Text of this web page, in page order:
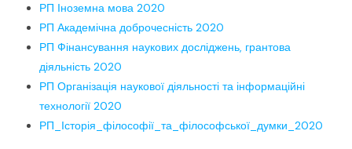
РП Іноземна мова 2020
РП Академічна доброчесність 2020
РП Фінансування наукових досліджень, грантова
діяльність 2020
РП Організація наукової діяльності та інформаційні
технології 2020
РП_Історія_філософії_та_філософської_думки_2020